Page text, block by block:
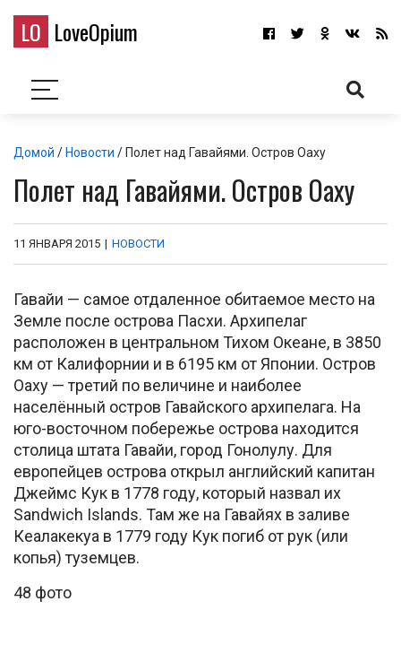
LO LoveOpium
Домой / Новости / Полет над Гавайями. Остров Оаху
Полет над Гавайями. Остров Оаху
11 ЯНВАРЯ 2015 | НОВОСТИ
Гавайи — самое отдаленное обитаемое место на
Земле после острова Пасхи. Архипелаг
расположен в центральном Тихом Океане, в 3850
км от Калифорнии и в 6195 км от Японии. Остров
Оаху — третий по величине и наиболее
населённый остров Гавайского архипелага. На
юго-восточном побережье острова находится
столица штата Гавайи, город Гонолулу. Для
европейцев острова открыл английский капитан
Джеймс Кук в 1778 году, который назвал их
Sandwich Islands. Там же на Гавайях в заливе
Кеалакекуа в 1779 году Кук погиб от рук (или
копья) туземцев.
48 фото